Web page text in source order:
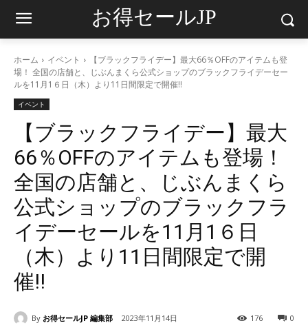
お得セールJP
ホーム イベント
【ブラックフライデー】最大66％OFFのアイテムも登
場！ 全国の店舗と、じぶんまくら公式ショップのブラックフライデーセー
ルを11月1６日（木）より11日間限定で開催‼
イベント
【ブラックフライデー】最大
66％OFFのアイテムも登場！
全国の店舗と、じぶんまくら
公式ショップのブラックフラ
イデーセールを11月1６日
（木）より11日間限定で開
催‼
By お得セールJP 編集部 2023年11月14日 0
176